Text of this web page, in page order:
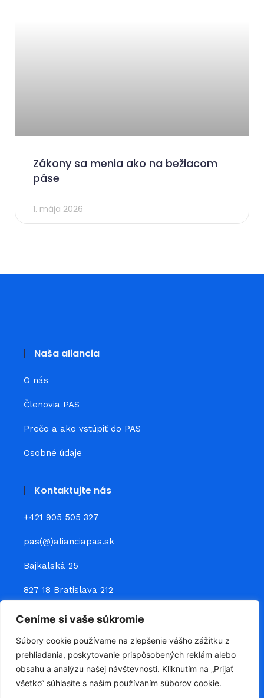
Ceníme si vaše súkromie
Súbory cookie používame na zlepšenie vášho zážitku z
prehliadania, poskytovanie prispôsobených reklám alebo
obsahu a analýzu našej návštevnosti. Kliknutím na „Prijať
všetko“ súhlasíte s naším používaním súborov cookie.
Zákony sa menia ako na bežiacom
páse
1. mája 2026
Naša aliancia
O nás
Členovia PAS
Prečo a ako vstúpiť do PAS
Osobné údaje
Kontaktujte nás
+421 905 505 327
pas(@)alianciapas.sk
Bajkalská 25
827 18 Bratislava 212
Prepojte sa s nami